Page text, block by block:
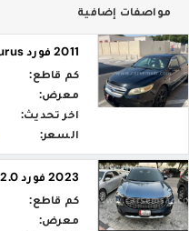
مواصفات إضافية
2011 فورد Taurus
كم قاطع:
معرض:
اخر تحديث:
السعر:
2023 فورد Taurus 2.0
كم قاطع:
معرض: